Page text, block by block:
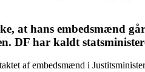
at hans embedsmænd
DF har kaldt
af embedsmænd i